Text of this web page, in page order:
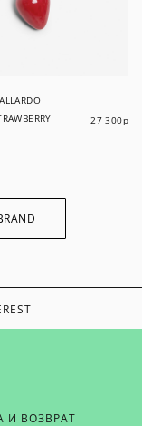
27 300р
И ВОЗВРАТ
НАШИХ НОВОСТЕЙ,
НАМ СВОЙ EMAIL